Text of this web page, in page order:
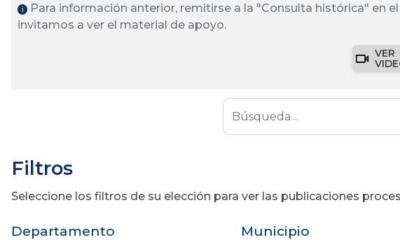
ℹ️
Para información anterior, remitirse a la "Consulta histórica" en
invitamos a ver el material de apoyo.
VER
Filtros
Seleccione los filtros de su elección para ver las publicaciones
Departamento Municipio